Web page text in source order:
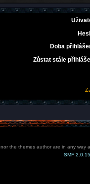
Doba
Zůstat stále
the themes author are in any
SMF 2.0.15